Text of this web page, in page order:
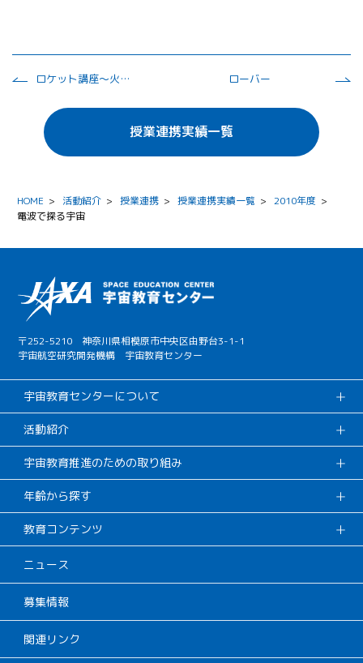
ロケット講座～火薬を使うモデルロケットを製作して打ち上げよう！～ ローバー
授業連携実績一覧
HOME > 活動紹介 > 授業連携 > 授業連携実績一覧 > 2010年度 >
電波で探る宇宙
〒252-5210 神奈川県相模原市中央区由野台3-1-1
宇宙航空研究開発機構 宇宙教育センター
宇宙教育センターについて
活動紹介
宇宙教育推進のための取り組み
年齢から探す
教育コンテンツ
ニュース
募集情報
関連リンク